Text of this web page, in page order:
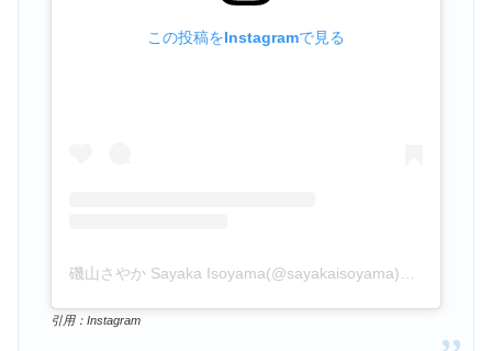
この投稿をInstagramで見る
引用：Instagram